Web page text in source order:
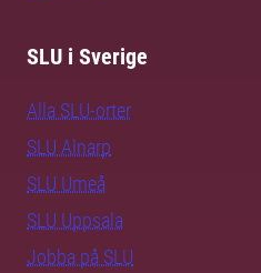
SLU i Sverige
Alla SLU-orter
SLU Alnarp
SLU Umeå
SLU Uppsala
Jobba på SLU